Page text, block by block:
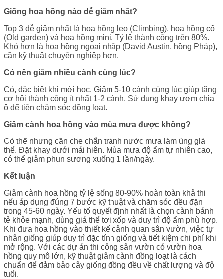
Giống hoa hồng nào dễ giâm nhất?
Top 3 dễ giâm nhất là hoa hồng leo (Climbing), hoa hồng cổ
(Old garden) và hoa hồng mini. Tỷ lệ thành công trên 80%.
Khó hơn là hoa hồng ngoại nhập (David Austin, hồng Pháp),
cần kỹ thuật chuyên nghiệp hơn.
Có nên giâm nhiều cành cùng lúc?
Có, đặc biệt khi mới học. Giâm 5-10 cành cùng lúc giúp tăng
cơ hội thành công ít nhất 1-2 cành. Sử dụng khay ươm chia
ô để tiện chăm sóc đồng loạt.
Giâm cành hoa hồng vào mùa mưa được không?
Có thể nhưng cần che chắn tránh nước mưa làm úng giá
thể. Đặt khay dưới mái hiên. Mùa mưa độ ẩm tự nhiên cao,
có thể giảm phun sương xuống 1 lần/ngày.
Kết luận
Giâm cành hoa hồng tỷ lệ sống 80-90% hoàn toàn khả thi
nếu áp dụng đúng 7 bước kỹ thuật và chăm sóc đều đặn
trong 45-60 ngày. Yếu tố quyết định nhất là chọn cành bánh
tẻ khỏe mạnh, dùng giá thể tơi xốp và duy trì độ ẩm phù hợp.
Khi đưa hoa hồng vào thiết kế cảnh quan sân vườn, việc tự
nhân giống giúp duy trì đặc tính giống và tiết kiệm chi phí khi
mở rộng. Với các dự án thi công sân vườn có vườn hoa
hồng quy mô lớn, kỹ thuật giâm cành đồng loạt là cách
chuẩn để đảm bảo cây giống đồng đều về chất lượng và độ
tuổi.